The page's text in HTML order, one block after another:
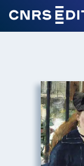
+